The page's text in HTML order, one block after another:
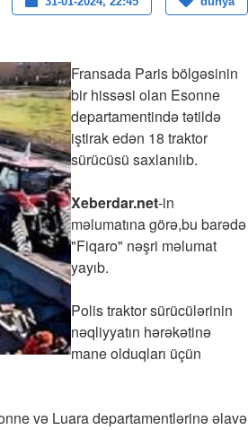
Fransada Paris bölgəsinin
bir hissəsi olan Esonne
departamentində tətildə
iştirak edən 18 traktor
sürücüsü saxlanılıb.
Xeberdar.net-in
məlumatına görə,bu barədə
"Fiqaro" nəşri məlumat
yayıb.
Polis traktor sürücülərinin
nəqliyyatın hərəkətinə
mane olduqları üçün
və Luara departamentlərinə əlavə